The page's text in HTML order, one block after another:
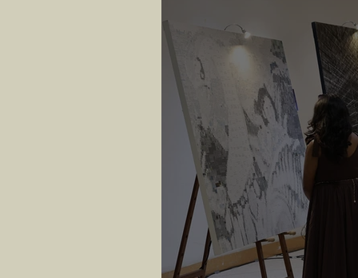
“FALL IN LOVE
EVERY VISIT”